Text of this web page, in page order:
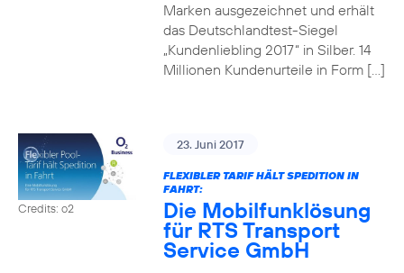
Marken ausgezeichnet und erhält
das Deutschlandtest-Siegel
„Kundenliebling 2017“ in Silber. 14
Millionen Kundenurteile in Form […]
Credits: o2
23. Juni 2017
FLEXIBLER TARIF HÄLT SPEDITION IN
FAHRT:
Die Mobilfunklösung
für RTS Transport
Service GmbH